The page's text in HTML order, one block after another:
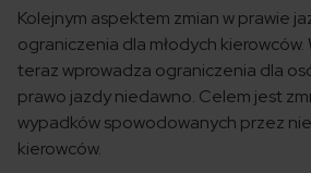
Kolejnym aspektem zmian w prawie
ograniczenia dla młodych kierowców.
teraz wprowadza ograniczenia dla
prawo jazdy niedawno. Celem jest
wypadków spowodowanych przez
kierowców.